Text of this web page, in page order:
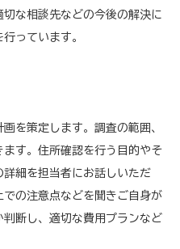
な相談先などの今後の解決に
っています。
を策定します。調査の範囲、
す。住所確認を行う目的やそ
細を担当者にお話しいただ
の注意点などを聞きご自身が
断し、適切な費用プランなど